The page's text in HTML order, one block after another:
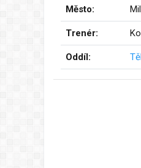
Město:
Trenér:
Oddíl: